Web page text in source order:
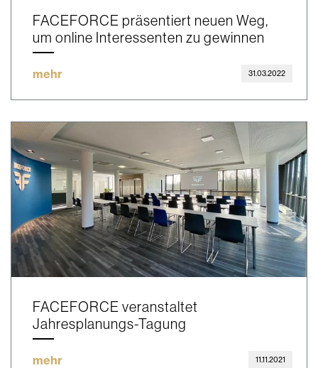
FACEFORCE präsentiert neuen Weg,
um online Interessenten zu gewinnen
mehr 31.03.2022
FACEFORCE veranstaltet
Jahresplanungs-Tagung
mehr 11.11.2021